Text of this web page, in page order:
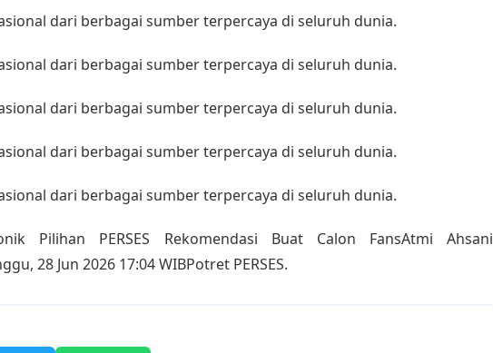
dari berbagai sumber terpercaya di seluruh dunia.
dari berbagai sumber terpercaya di seluruh dunia.
dari berbagai sumber terpercaya di seluruh dunia.
dari berbagai sumber terpercaya di seluruh dunia.
dari berbagai sumber terpercaya di seluruh dunia.
Pilihan PERSES Rekomendasi Buat Calon FansAtmi Ahsani
28 Jun 2026 17:04 WIBPotret PERSES.